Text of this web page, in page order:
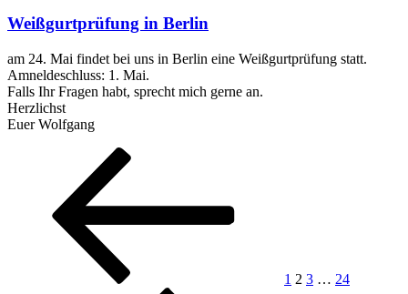
Weißgurtprüfung in Berlin
am 24. Mai findet bei uns in Berlin eine Weißgurtprüfung statt.
Amneldeschluss: 1. Mai.
Falls Ihr Fragen habt, sprecht mich gerne an.
Herzlichst
Euer Wolfgang
Seitennummerierung
Beiträge
1 2 3 … 24